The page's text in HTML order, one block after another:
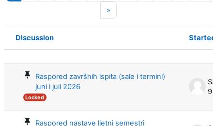
»Next page
Status
Discussion Started
Raspored završnih ispita (sale i termini)
juni i juli 2026
Locked
9
Raspored nastave ljetni semestri